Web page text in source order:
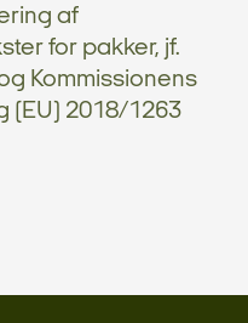
af
for pakker, jf.
Kommissionens
(EU) 2018/1263